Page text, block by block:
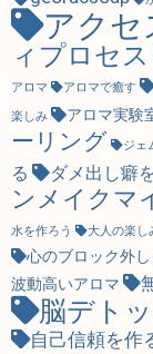
アクセ
ィプロセス
アロマ
アロマで癒す
楽しみ
アロマ実験
ーリング
ジェ
る
ダメ出し癖
ンメイクマ
水を作ろう
大人の楽し
心のブロック外し
波動高いアロマ
脳デト
自己信頼を作